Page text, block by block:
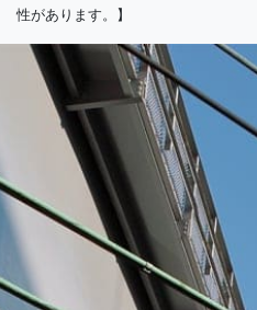
性があります。】